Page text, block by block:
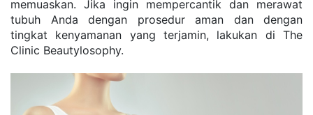
memuaskan. Jika ingin mempercantik dan merawat
tubuh Anda dengan prosedur aman dan dengan
tingkat kenyamanan yang terjamin, lakukan di The
Clinic Beautylosophy.